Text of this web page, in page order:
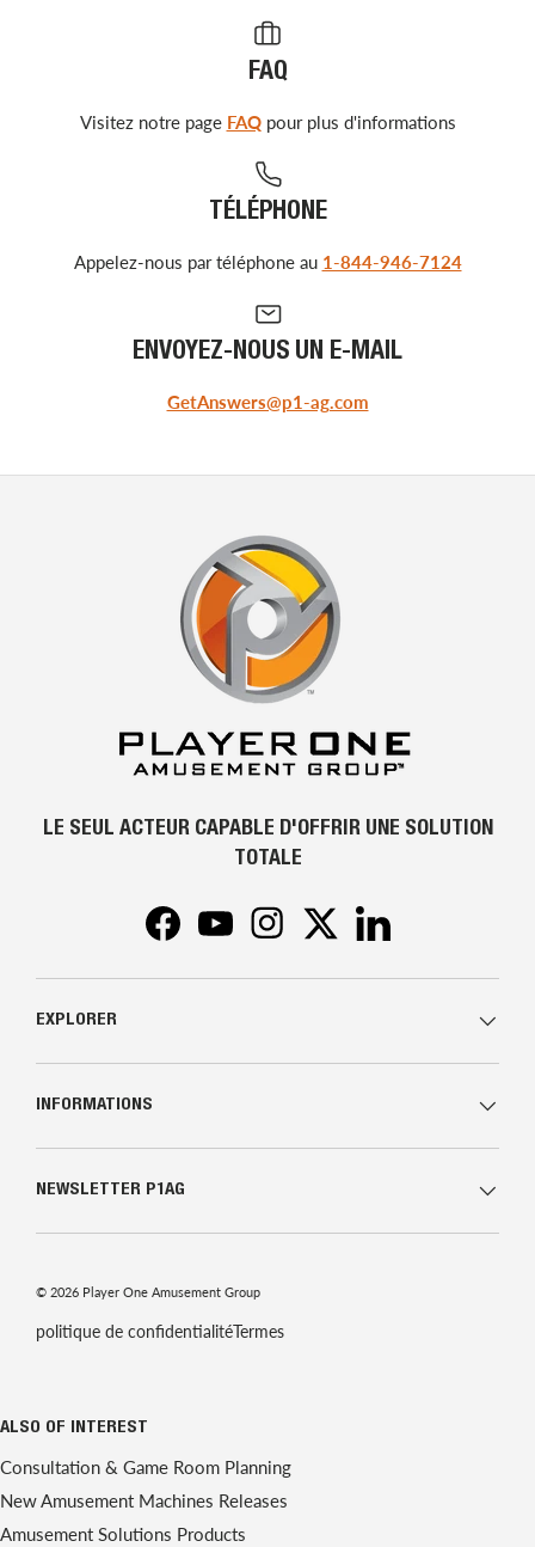
FAQ
Visitez notre page FAQpour plus d'informations
TÉLÉPHONE
Appelez-nous par téléphone au 1-844-946-7124
ENVOYEZ-NOUS UN E-MAIL
GetAnswers@p1-ag.com
LE SEUL ACTEUR CAPABLE D'OFFRIR UNE SOLUTION
TOTALE
FacebookYouTubeInstagramTwitter
EXPLORER
INFORMATIONS
NEWSLETTER P1AG
© 2026 Player One Amusement Group
politique de confidentialitéTermes
ALSO OF INTEREST
Consultation & Game Room Planning
New Amusement Machines Releases
Amusement Solutions Products